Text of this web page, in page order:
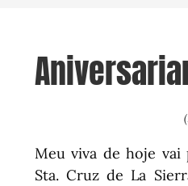
Meu viva de hoje vai
Sta. Cruz de La